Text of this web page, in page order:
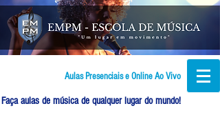
Aulas Presenciais e Online Ao Vivo
Faça aulas de música de qualquer lugar do mundo!